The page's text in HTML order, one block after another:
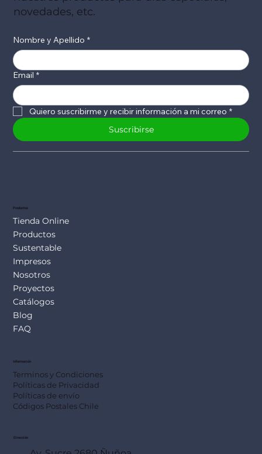
novedades, etc.
Nombre y Apellido *
Email *
Quiero suscribirme y recibir información a mi correo *
Suscribirse
Productos
Tienda Online
Productos
Sustentable
Impresos
Nosotros
Proyectos
Catálogos
Blog
FAQ
Información
Terminos y Condiciones
Políticas de Privacidad
Políticas de envío
Códigos Postales Chile
Dirección